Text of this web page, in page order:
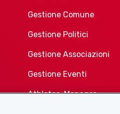
Gestione Comune
Gestione Politici
Gestione Associazioni
Gestione Eventi
Athletes-Manager